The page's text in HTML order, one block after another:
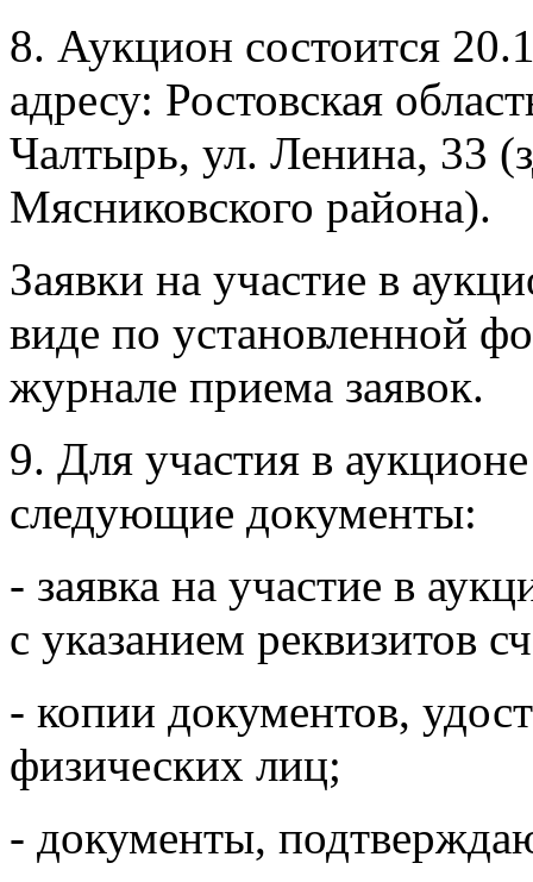
8. Аукцион состоится
адресу: Ростовская
Чалтырь, ул. Ленина, 33
Мясниковского района).
Заявки на участие в
виде по установленной
журнале приема заявок.
9. Для участия в аукционе
следующие документы:
- заявка на участие в
с указанием реквизитов
- копии документов,
физических лиц;
- документы,